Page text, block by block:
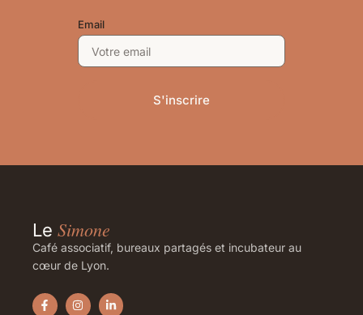
Email
S'inscrire
Le Simone
Café associatif, bureaux partagés et incubateur au
cœur de Lyon.